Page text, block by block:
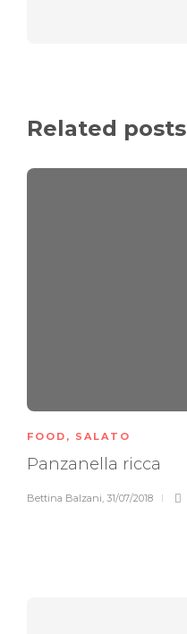
Related posts
FOOD , SALATO
Panzanella ricca
Bettina Balzani 31/07/2018